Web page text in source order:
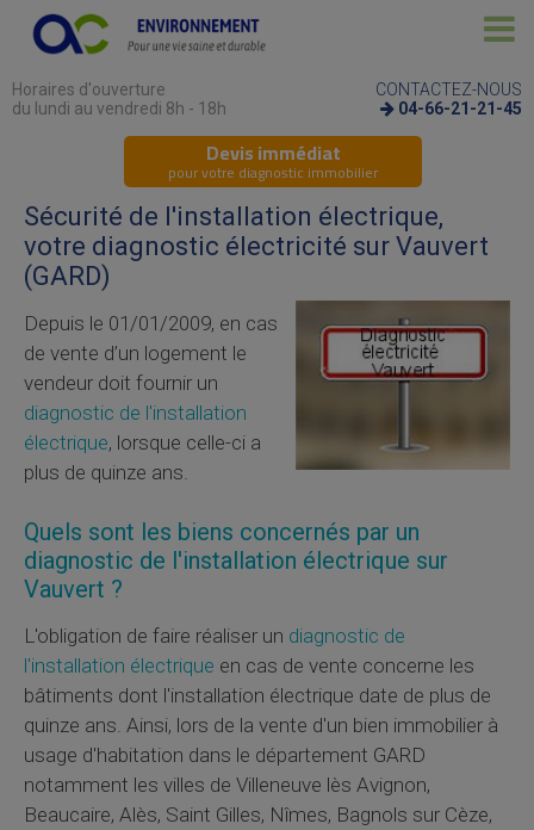
Horaires d'ouverture
du lundi au vendredi 8h - 18h
CONTACTEZ-NOUS
04-66-21-21-45
Devis immédiat
pour votre diagnostic immobilier
Sécurité de l'installation électrique,
votre diagnostic électricité sur Vauvert
(GARD)
Depuis le 01/01/2009, en cas
de vente d’un logement le
vendeur doit fournir un
diagnostic de l'installation
électrique, lorsque celle-ci a
plus de quinze ans.
Quels sont les biens concernés par un
diagnostic de l'installation électrique sur
Vauvert ?
L'obligation de faire réaliser un diagnostic de
l'installation électrique en cas de vente concerne les
bâtiments dont l'installation électrique date de plus de
quinze ans. Ainsi, lors de la vente d'un bien immobilier à
usage d'habitation dans le département GARD
notamment les villes de Villeneuve lès Avignon,
Beaucaire, Alès, Saint Gilles, Nîmes, Bagnols sur Cèze,